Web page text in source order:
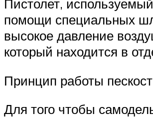
Пистолет,
помощи специальных
высокое давление
который находится в
Принцип работы
Для того чтобы